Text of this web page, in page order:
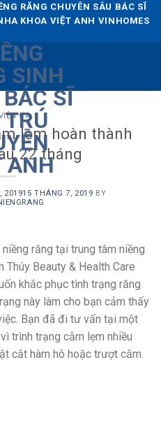
RĂNG CHUYÊN SÂU BÁC SĨ
KHOA VIỆT ANH VINHOMES
CA
lẹm hoàn thành
22 tháng
201915 THÁNG 7, 2019 BY
răng tại trung tâm niềng
Thúy Beauty & Health Care
khắc phục tình trạng răng
này làm cho bạn cảm thấy
Bạn đã đi tư vấn tại một
trình trạng cằm lẹm nhiều
cắt hàm hô hoặc trượt cằm.